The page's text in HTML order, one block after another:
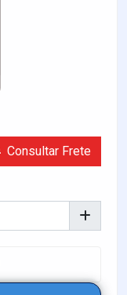
Consultar Frete